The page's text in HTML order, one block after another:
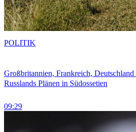
Großbritannien, Frankreich,
Russlands Plänen in Südossetien
09:29
POLITIK